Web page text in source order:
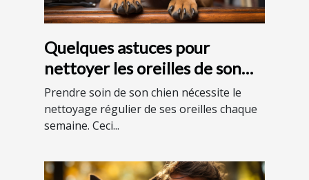
Quelques astuces pour
nettoyer les oreilles de son
chien
Prendre soin de son chien nécessite le
nettoyage régulier de ses oreilles chaque
semaine. Ceci...